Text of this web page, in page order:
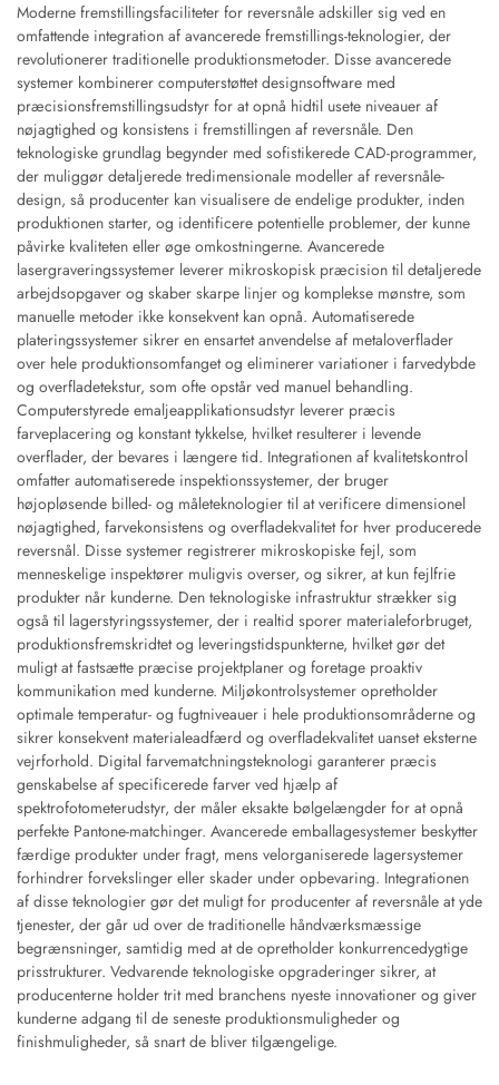
Moderne fremstillingsfaciliteter for reversnåle adskiller sig ved en
omfattende integration af avancerede fremstillings-teknologier, der
revolutionerer traditionelle produktionsmetoder. Disse avancerede
systemer kombinerer computerstøttet designsoftware med
præcisionsfremstillingsudstyr for at opnå hidtil usete niveauer af
nøjagtighed og konsistens i fremstillingen af reversnåle. Den
teknologiske grundlag begynder med sofistikerede CAD-programmer,
der muliggør detaljerede tredimensionale modeller af reversnåle-
design, så producenter kan visualisere de endelige produkter, inden
produktionen starter, og identificere potentielle problemer, der kunne
påvirke kvaliteten eller øge omkostningerne. Avancerede
lasergraveringssystemer leverer mikroskopisk præcision til detaljerede
arbejdsopgaver og skaber skarpe linjer og komplekse mønstre, som
manuelle metoder ikke konsekvent kan opnå. Automatiserede
plateringssystemer sikrer en ensartet anvendelse af metaloverflader
over hele produktionsomfanget og eliminerer variationer i farvedybde
og overfladetekstur, som ofte opstår ved manuel behandling.
Computerstyrede emaljeapplikationsudstyr leverer præcis
farveplacering og konstant tykkelse, hvilket resulterer i levende
overflader, der bevares i længere tid. Integrationen af kvalitetskontrol
omfatter automatiserede inspektionssystemer, der bruger
højopløsende billed- og måleteknologier til at verificere dimensionel
nøjagtighed, farvekonsistens og overfladekvalitet for hver producerede
reversnål. Disse systemer registrerer mikroskopiske fejl, som
menneskelige inspektører muligvis overser, og sikrer, at kun fejlfrie
produkter når kunderne. Den teknologiske infrastruktur strækker sig
også til lagerstyringssystemer, der i realtid sporer materialeforbruget,
produktionsfremskridtet og leveringstidspunkterne, hvilket gør det
muligt at fastsætte præcise projektplaner og foretage proaktiv
kommunikation med kunderne. Miljøkontrolsystemer opretholder
optimale temperatur- og fugtniveauer i hele produktionsområderne og
sikrer konsekvent materialeadfærd og overfladekvalitet uanset eksterne
vejrforhold. Digital farvematchningsteknologi garanterer præcis
genskabelse af specificerede farver ved hjælp af
spektrofotometerudstyr, der måler eksakte bølgelængder for at opnå
perfekte Pantone-matchinger. Avancerede emballagesystemer beskytter
færdige produkter under fragt, mens velorganiserede lagersystemer
forhindrer forvekslinger eller skader under opbevaring. Integrationen
af disse teknologier gør det muligt for producenter af reversnåle at yde
tjenester, der går ud over de traditionelle håndværksmæssige
begrænsninger, samtidig med at de opretholder konkurrencedygtige
prisstrukturer. Vedvarende teknologiske opgraderinger sikrer, at
producenterne holder trit med branchens nyeste innovationer og giver
kunderne adgang til de seneste produktionsmuligheder og
finishmuligheder, så snart de bliver tilgængelige.